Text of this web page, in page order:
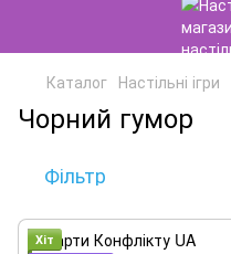
Каталог Настільні ігри
Чорний гумор
Фільтр
Хіт